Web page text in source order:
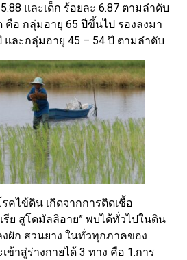
และเด็ก ร้อยละ 6.87 ตามลำดับ
อ กลุ่มอายุ 65 ปีขึ้นไป รองลงมา
และกลุ่มอายุ 45 – 54 ปี ตามลำดับ
คไข้ดิน เกิดจากการติดเชื้อ
รีย สูโดมัลลิอาย” พบได้ทั่วไปในดิน
ผัก สวนยาง ในทั่วทุกภาคของ
ข้าสู่ร่างกายได้ 3 ทาง คือ 1.การ